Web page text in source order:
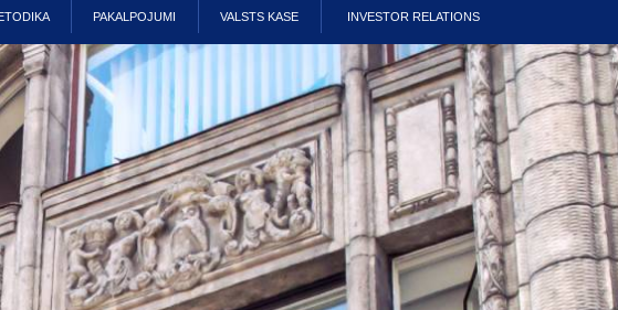
PAKALPOJUMI VALSTS KASE INVESTOR RELATIONS